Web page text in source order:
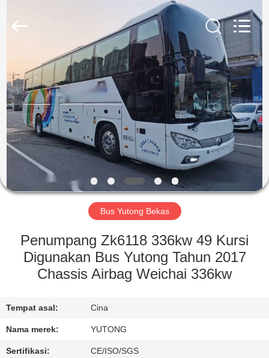
RUMAH
PRODUK
TENTANG
KAMI
TUR
KONTROL
KUALITAS
HUBUNGI
KAMI
LTD..
Bus Yutong Bekas
Penumpang Zk6118 336kw 49 Kursi
Digunakan Bus Yutong Tahun 2017
Chassis Airbag Weichai 336kw
Tempat asal: Cina
Nama merek: YUTONG
Sertifikasi: CE/ISO/SGS